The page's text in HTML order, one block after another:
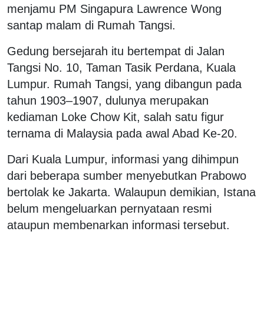
menjamu PM Singapura Lawrence Wong
santap malam di Rumah Tangsi.
Gedung bersejarah itu bertempat di Jalan
Tangsi No. 10, Taman Tasik Perdana, Kuala
Lumpur. Rumah Tangsi, yang dibangun pada
tahun 1903–1907, dulunya merupakan
kediaman Loke Chow Kit, salah satu figur
ternama di Malaysia pada awal Abad Ke-20.
Dari Kuala Lumpur, informasi yang dihimpun
dari beberapa sumber menyebutkan Prabowo
bertolak ke Jakarta. Walaupun demikian, Istana
belum mengeluarkan pernyataan resmi
ataupun membenarkan informasi tersebut.